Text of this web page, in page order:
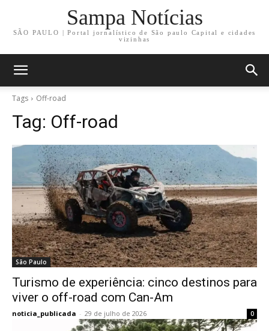
Sampa Notícias
SÃO PAULO | Portal jornalístico de São paulo Capital e cidades
vizinhas
Tags Off-road
Tag: Off-road
São Paulo
Turismo de experiência: cinco destinos para
viver o off-road com Can-Am
noticia_publicada - 29 de julho de 2026 0